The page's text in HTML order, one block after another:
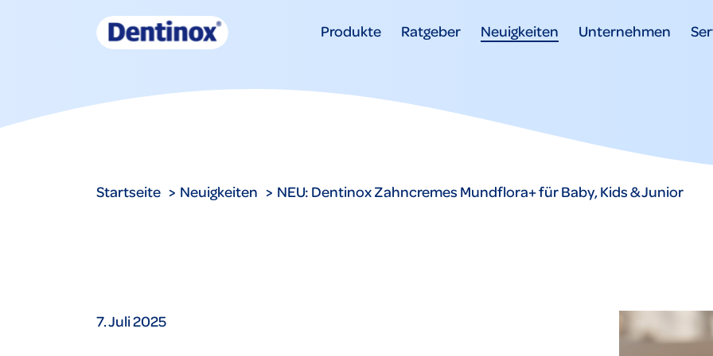
Produkte Ratgeber Neuigkeiten Unternehmen
Startseite Neuigkeiten NEU: Dentinox Zahncremes Mundflora+ für Baby, Kids & Junior
7. Juli 2025